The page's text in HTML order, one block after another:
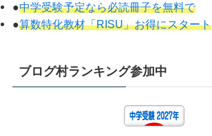
●中学受験予定なら必読冊子を無料で
●算数特化教材「RISU」お得にスタート
ブログ村ランキング参加中